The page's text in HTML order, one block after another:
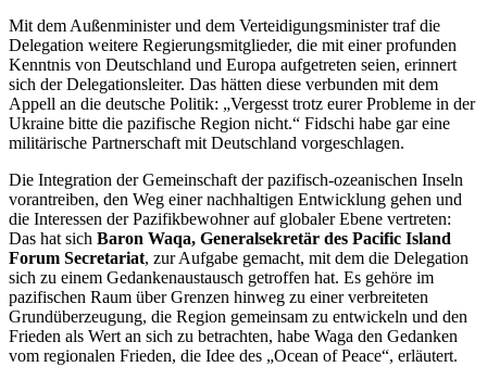
Mit dem Außenminister und dem Verteidigungsminister traf die
Delegation weitere Regierungsmitglieder, die mit einer profunden
Kenntnis von Deutschland und Europa aufgetreten seien, erinnert
sich der Delegationsleiter. Das hätten diese verbunden mit dem
Appell an die deutsche Politik: „Vergesst trotz eurer Probleme in der
Ukraine bitte die pazifische Region nicht.“ Fidschi habe gar eine
militärische Partnerschaft mit Deutschland vorgeschlagen.
Die Integration der Gemeinschaft der pazifisch-ozeanischen Inseln
vorantreiben, den Weg einer nachhaltigen Entwicklung gehen und
die Interessen der Pazifikbewohner auf globaler Ebene vertreten:
Das hat sich Baron Waqa, Generalsekretär des Pacific Island
Forum Secretariat, zur Aufgabe gemacht, mit dem die Delegation
sich zu einem Gedankenaustausch getroffen hat. Es gehöre im
pazifischen Raum über Grenzen hinweg zu einer verbreiteten
Grundüberzeugung, die Region gemeinsam zu entwickeln und den
Frieden als Wert an sich zu betrachten, habe Waga den Gedanken
vom regionalen Frieden, die Idee des „Ocean of Peace“, erläutert.